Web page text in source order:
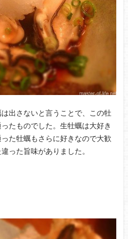
出さないと言うことで、この牡
たものでした。生牡蠣は大好き
た牡蠣もさらに好きなので大歓
った旨味がありました。